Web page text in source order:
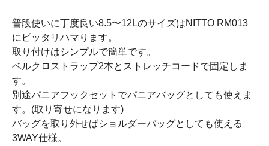
普段使いに丁度良い8.5〜12LのサイズはNITTO RM013
にピッタリハマります。
取り付けはシンプルで簡単です。
ベルクロストラップ2本とストレッチコードで固定しま
す。
別途パニアフックセットでパニアバッグとしても使えま
す。(取り寄せになります)
バッグを取り外せばショルダーバッグとしても使える
3WAY仕様。